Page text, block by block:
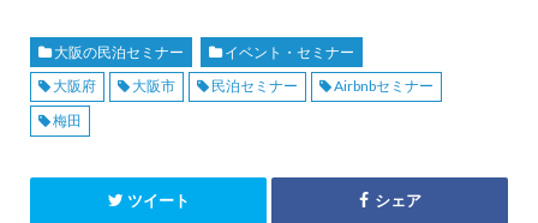
大阪の民泊セミナー
イベント・セミナー
大阪府
大阪市 民泊セミナー
Airbnbセミナー
梅田
ツイート シェア